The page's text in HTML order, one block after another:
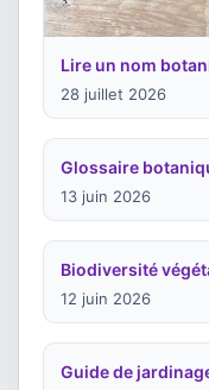
Lire un nom
28 juillet 2026
Glossaire
13 juin 2026
Biodiversité
12 juin 2026
Guide de